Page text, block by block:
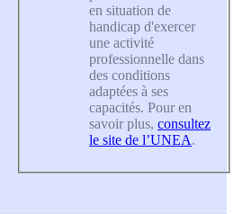
en situation de
handicap d'exercer
une activité
professionnelle dans
des conditions
adaptées à ses
capacités. Pour en
savoir plus, consultez
le site de l’UNEA.